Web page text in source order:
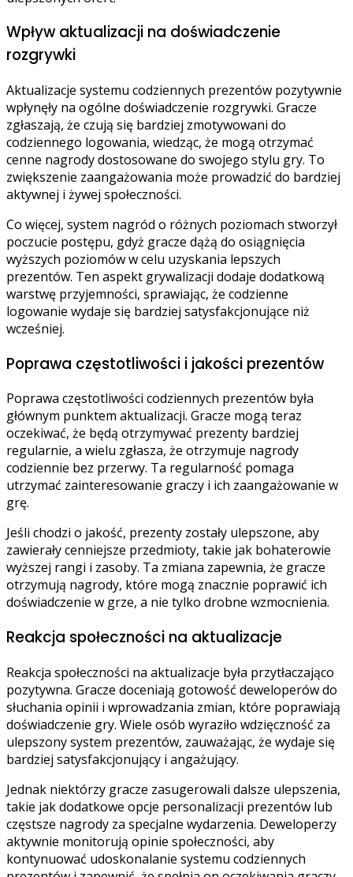
Wpływ aktualizacji na doświadczenie
rozgrywki
Aktualizacje systemu codziennych prezentów pozytywnie
wpłynęły na ogólne doświadczenie rozgrywki. Gracze
zgłaszają, że czują się bardziej zmotywowani do
codziennego logowania, wiedząc, że mogą otrzymać
cenne nagrody dostosowane do swojego stylu gry. To
zwiększenie zaangażowania może prowadzić do bardziej
aktywnej i żywej społeczności.
Co więcej, system nagród o różnych poziomach stworzył
poczucie postępu, gdyż gracze dążą do osiągnięcia
wyższych poziomów w celu uzyskania lepszych
prezentów. Ten aspekt grywalizacji dodaje dodatkową
warstwę przyjemności, sprawiając, że codzienne
logowanie wydaje się bardziej satysfakcjonujące niż
wcześniej.
Poprawa częstotliwości i jakości prezentów
Poprawa częstotliwości codziennych prezentów była
głównym punktem aktualizacji. Gracze mogą teraz
oczekiwać, że będą otrzymywać prezenty bardziej
regularnie, a wielu zgłasza, że otrzymuje nagrody
codziennie bez przerwy. Ta regularność pomaga
utrzymać zainteresowanie graczy i ich zaangażowanie w
grę.
Jeśli chodzi o jakość, prezenty zostały ulepszone, aby
zawierały cenniejsze przedmioty, takie jak bohaterowie
wyższej rangi i zasoby. Ta zmiana zapewnia, że gracze
otrzymują nagrody, które mogą znacznie poprawić ich
doświadczenie w grze, a nie tylko drobne wzmocnienia.
Reakcja społeczności na aktualizacje
Reakcja społeczności na aktualizacje była przytłaczająco
pozytywna. Gracze doceniają gotowość deweloperów do
słuchania opinii i wprowadzania zmian, które poprawiają
doświadczenie gry. Wiele osób wyraziło wdzięczność za
ulepszony system prezentów, zauważając, że wydaje się
bardziej satysfakcjonujący i angażujący.
Jednak niektórzy gracze zasugerowali dalsze ulepszenia,
takie jak dodatkowe opcje personalizacji prezentów lub
częstsze nagrody za specjalne wydarzenia. Deweloperzy
aktywnie monitorują opinie społeczności, aby
kontynuować udoskonalanie systemu codziennych